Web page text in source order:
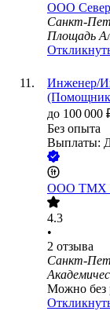
ООО
Санкт-
Площадь
Инженер/
(Помощник
до 100 000
Без опыта
Выплаты:
ООО ТМХ
4.3
•
2 отзыва
Санкт-
Можно без